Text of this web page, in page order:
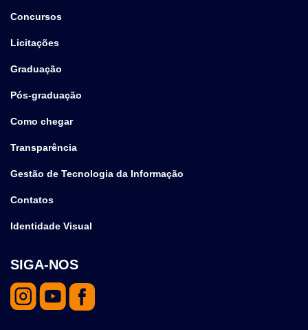
Concursos
Licitações
Graduação
Pós-graduação
Como chegar
Transparência
Gestão de Tecnologia da Informação
Contatos
Identidade Visual
SIGA-NOS